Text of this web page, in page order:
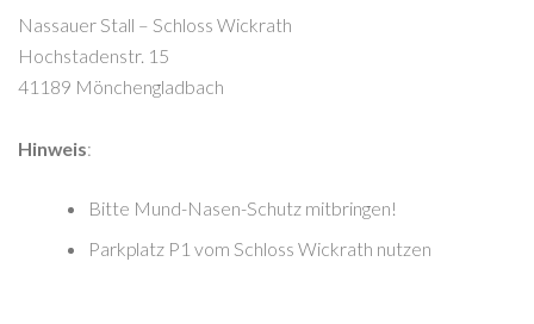
Nassauer Stall – Schloss Wickrath
Hochstadenstr. 15
41189 Mönchengladbach
Hinweis:
Bitte Mund-Nasen-Schutz mitbringen!
Parkplatz P1 vom Schloss Wickrath nutzen